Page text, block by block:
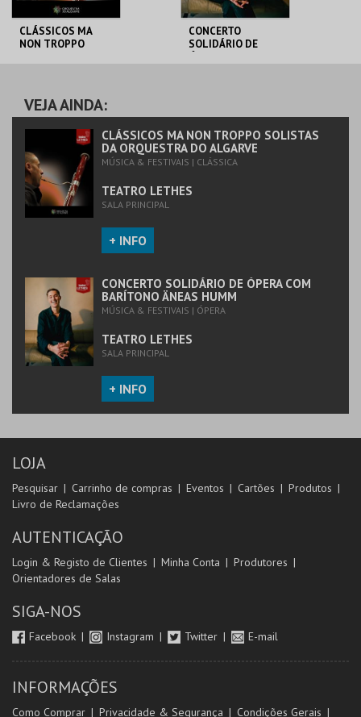
CLÁSSICOS MA
NON TROPPO
MAIS INFO
COMPRAR
CONCERTO
SOLIDÁRIO DE
MAIS INFO
COMPRAR
VEJA AINDA:
CLÁSSICOS MA NON TROPPO SOLISTAS
DA ORQUESTRA DO ALGARVE
MÚSICA & FESTIVAIS | CLÁSSICA
TEATRO LETHES
SALA PRINCIPAL
+ INFO
CONCERTO SOLIDÁRIO DE ÓPERA COM
BARÍTONO ÄNEAS HUMM
MÚSICA & FESTIVAIS | ÓPERA
TEATRO LETHES
SALA PRINCIPAL
+ INFO
LOJA
Pesquisar Carrinho de compras Eventos Cartões
Produtos
Livro de Reclamações
AUTENTICAÇÃO
Login & Registo de Clientes Minha Conta
Produtores
Orientadores de Salas
SIGA-NOS
Facebook Instagram Twitter E-mail
INFORMAÇÕES
Como Comprar Privacidade & Segurança Condições Gerais